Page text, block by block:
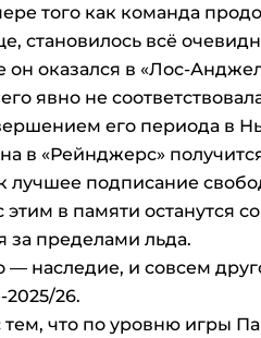
того как команда
становилось всё
он оказался в «Лос-
явно не
его периода в
в «Рейнджерс»
лучшее подписание
этим в памяти останутся
за пределами льда.
— наследие, и совсем
2025/26.
что по уровню игры